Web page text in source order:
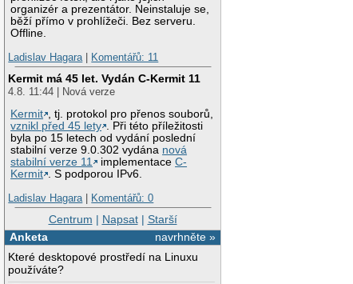
organizér a prezentátor. Neinstaluje se,
běží přímo v prohlížeči. Bez serveru.
Offline.
Ladislav Hagara| Komentářů: 11
Kermit má 45 let. Vydán C-Kermit 11
4.8. 11:44 | Nová verze
Kermit , tj. protokol pro přenos souborů,
vznikl před 45 lety . Při této příležitosti
byla po 15 letech od vydání poslední
stabilní verze 9.0.302 vydána nová
stabilní verze 11
implementaceC-
Kermit . S podporou IPv6.
Ladislav Hagara| Komentářů: 0
Centrum | Napsat| Starší
navrhněte »
Anketa
Které desktopové prostředí na Linuxu
používáte?